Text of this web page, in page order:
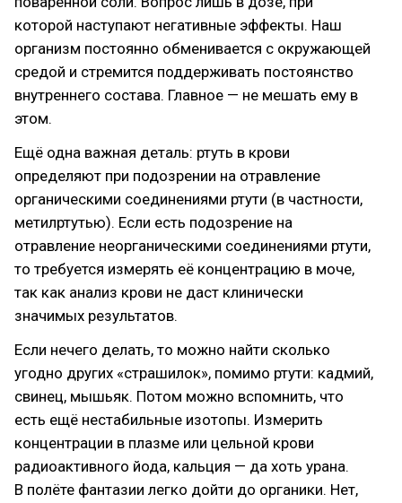
которой наступают негативные эффекты. Наш
организм постоянно обменивается с окружающей
средой и стремится поддерживать постоянство
внутреннего состава. Главное — не мешать ему в
этом.
Ещё одна важная деталь: ртуть в крови
определяют при подозрении на отравление
органическими соединениями ртути (в частности,
метилртутью). Если есть подозрение на
отравление неорганическими соединениями ртути,
то требуется измерять её концентрацию в моче,
так как анализ крови не даст клинически
значимых результатов.
Если нечего делать, то можно найти сколько
угодно других «страшилок», помимо ртути: кадмий,
свинец, мышьяк. Потом можно вспомнить, что
есть ещё нестабильные изотопы. Измерить
концентрации в плазме или цельной крови
радиоактивного йода, кальция — да хоть урана.
В полёте фантазии легко дойти до органики. Нет,